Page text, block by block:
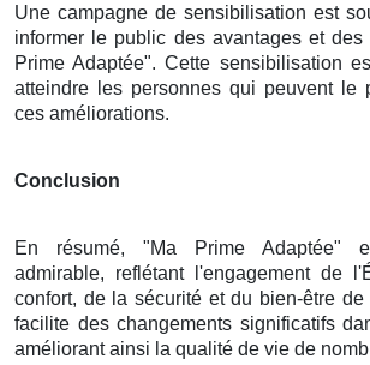
Une campagne de sensibilisation est
informer le public des avantages et
Prime Adaptée". Cette sensibilisation
atteindre les personnes qui peuvent le
ces améliorations.
Conclusion
En résumé, "Ma Prime Adaptée"
admirable, reflétant l'engagement de
confort, de la sécurité et du bien-être
facilite des changements significatifs
améliorant ainsi la qualité de vie de